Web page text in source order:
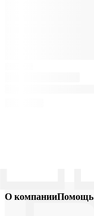
О компанииПомощь